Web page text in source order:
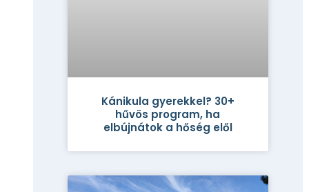
Kánikula gyerekkel? 30+
hűvös program, ha
elbújnátok a hőség elől